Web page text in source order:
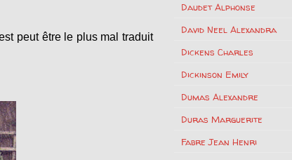
peut être le plus mal traduit
Daudet Alphonse
David Neel Alexandra
Dickens Charles
Dickinson Emily
Dumas Alexandre
Duras Marguerite
Fabre Jean Henri